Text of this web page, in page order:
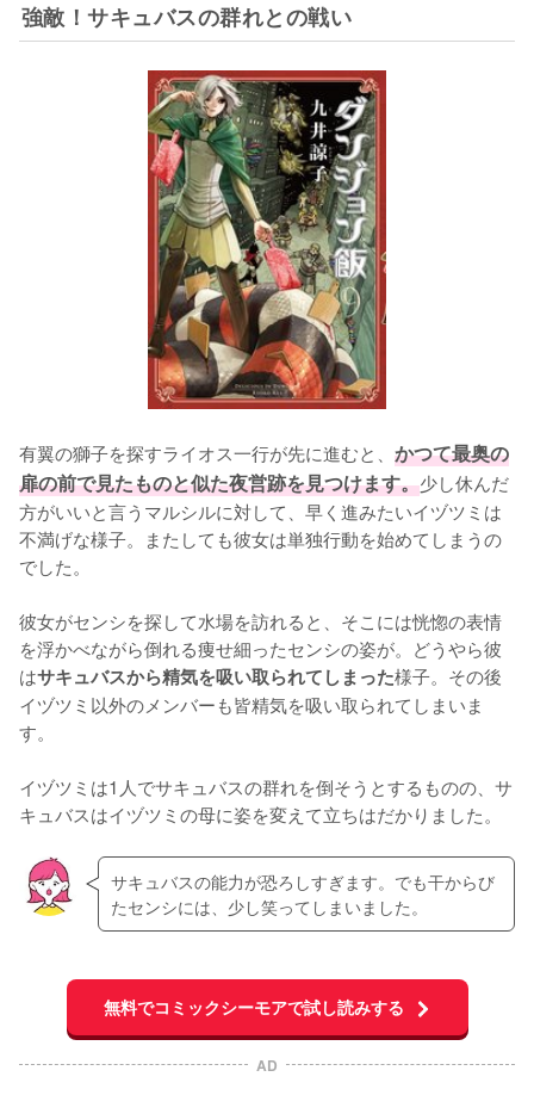
強敵！サキュバスの群れとの戦い
有翼の獅子を探すライオス一行が先に進むと、 かつて最奥の
扉の前で見たものと似た夜営跡を見つけます。少し休んだ
方がいいと言うマルシルに対して、早く進みたいイヅツミは
不満げな様子。またしても彼女は単独行動を始めてしまうの
でした。
彼女がセンシを探して水場を訪れると、そこには恍惚の表情
を浮かべながら倒れる痩せ細ったセンシの姿が。どうやら彼
はサキュバスから精気を吸い取られてしまった様子。その後
イヅツミ以外のメンバーも皆精気を吸い取られてしまいま
す。
イヅツミは1人でサキュバスの群れを倒そうとするものの、サ
キュバスはイヅツミの母に姿を変えて立ちはだかりました。
サキュバスの能力が恐ろしすぎます。でも干からび
たセンシには、少し笑ってしまいました。
無料でコミックシーモアで試し読みする
AD